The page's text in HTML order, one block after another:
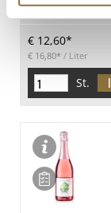
€ 12,60*
€ 16,80* / Liter
St.